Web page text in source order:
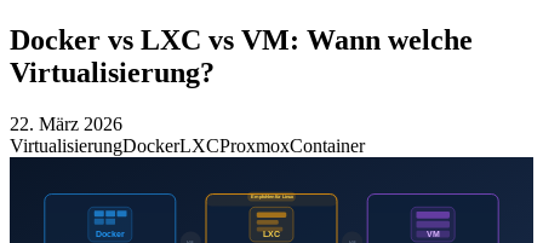
Docker vs LXC vs VM: Wann welche
Virtualisierung?
22. März 2026
VirtualisierungDockerLXCProxmoxContainer